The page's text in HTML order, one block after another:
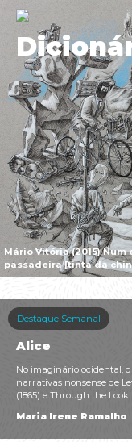
Mário Vitória (2015)
passadeira [tinta da
Destaque Semanal
Alice
No imaginário ocidental,
narrativas nonsense de
(1865) e Through the
Maria Irene Ramalho